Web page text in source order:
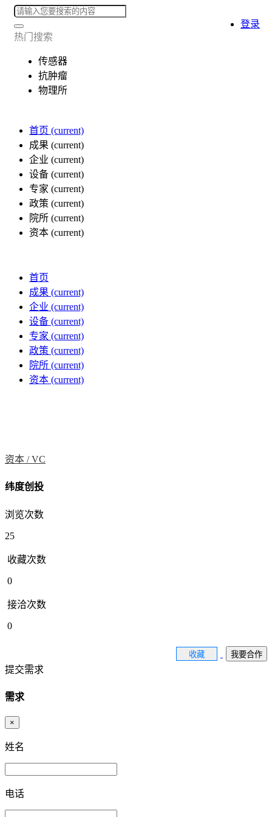
热门搜索
传感器
抗肿瘤
物理所
首页 (current)
成果 (current)
企业 (current)
设备 (current)
专家 (current)
政策 (current)
院所 (current)
资本 (current)
登录
首页
成果 (current)
企业 (current)
设备 (current)
专家 (current)
政策 (current)
院所 (current)
资本 (current)
资本 /VC
纬度创投
浏览次数
25
收藏次数
0
接洽次数
0
收藏 我要合作
提交需求
需求
×
姓名
电话